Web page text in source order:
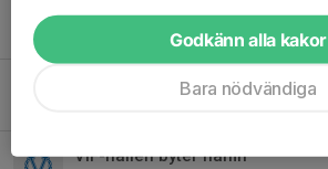
Värmdö IF-familjen har sorg
Sommarfotbollsskolan en succé!
VIF-hallen byter namn
Godkänn alla kakor
Bara nödvändiga